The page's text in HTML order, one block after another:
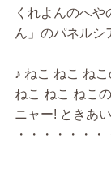
くれよんのへ
ん」のパネルシ
♪ ねこ ねこ ね
ねこ ねこ ねこ
ニャー! ときあ
・・・・・・